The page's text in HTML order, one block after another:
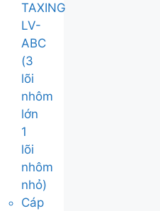
TAXING
LV-
ABC
(3
lõi
nhôm
lớn
1
lõi
nhôm
nhỏ)
Cáp